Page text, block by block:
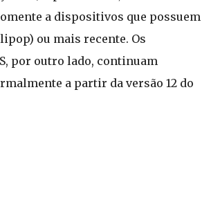
a dispositivos que possuem
ou mais recente. Os
por outro lado, continuam
a partir da versão 12 do